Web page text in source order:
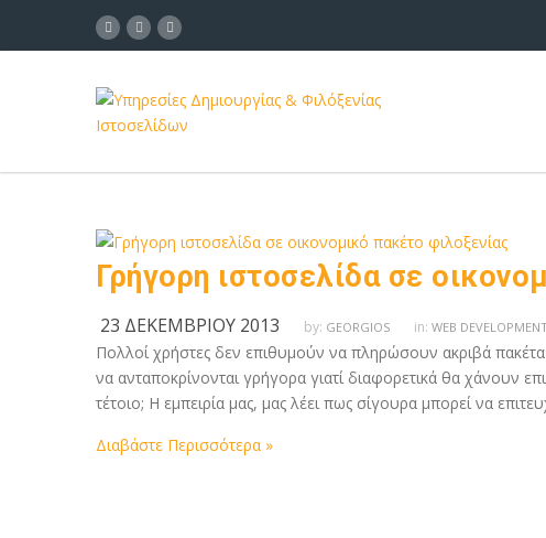
Γρήγορη ιστοσελίδα σε
23 ΔΕΚΕΜΒΡΊΟΥ 2013 by: GEORGIOS in: WEB
Πολλοί χρήστες δεν επιθυμούν να πληρώσουν ακριβά
να ανταποκρίνονται γρήγορα γιατί διαφορετικά θα χάνουν
τέτοιο; Η εμπειρία μας, μας λέει πως σίγουρα μπορεί να
Διαβάστε Περισσότερα »